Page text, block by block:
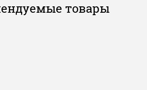
товары